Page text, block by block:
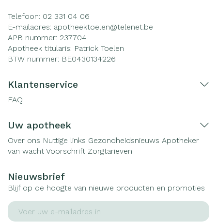
Telefoon: 02 331 04 06
E-mailadres: apotheektoelen@telenet.be
APB nummer: 237704
Apotheek titularis: Patrick Toelen
BTW nummer: BE0430134226
Klantenservice
FAQ
Uw apotheek
Over ons Nuttige links Gezondheidsnieuws Apotheker
van wacht Voorschrift Zorgtarieven
Nieuwsbrief
Blijf op de hoogte van nieuwe producten en promoties
E-mail adres